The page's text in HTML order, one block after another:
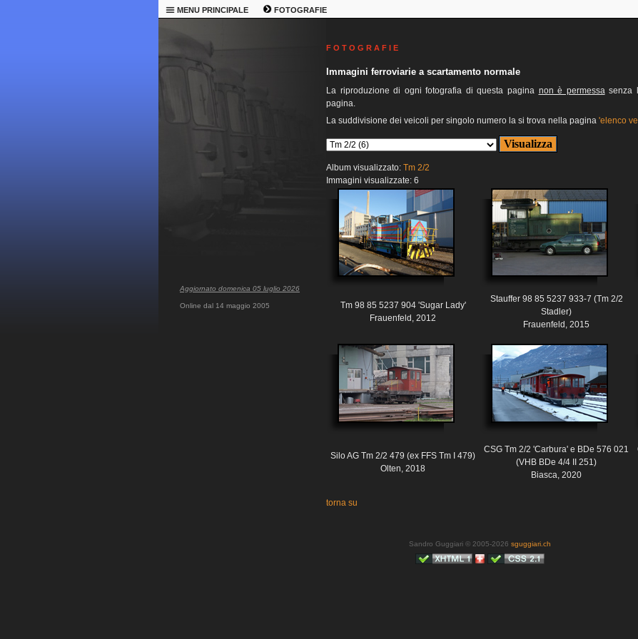
MENU PRINCIPALE FOTOGRAFIE
Aggiornato domenica 05 luglio 2026
Online dal 14 maggio 2005
F O T O G R A F I E
Immagini ferroviarie a scartamento normale
La riproduzione di ogni fotografia di questa pagina non è permessasenza
pagina.
La suddivisione dei veicoli per singolo numero la si trova nella pagina 'elenco
Album visualizzato: Tm 2/2
Immagini visualizzate: 6
Tm 98 85 5237 904 'Sugar Lady'
Frauenfeld, 2012
Stauffer 98 85 5237 933-7 (Tm 2/2
Stadler)
Frauenfeld, 2015
Silo AG Tm 2/2 479 (ex FFS Tm I 479)
Olten, 2018
CSG Tm 2/2 'Carbura' e BDe 576 021
(VHB BDe 4/4 II 251)
Biasca, 2020
torna su
Sandro Guggiari © 2005-2026 sguggiari.ch